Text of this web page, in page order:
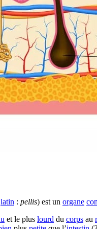
latin : pellis) est un organe
et le plus lourd du corps au